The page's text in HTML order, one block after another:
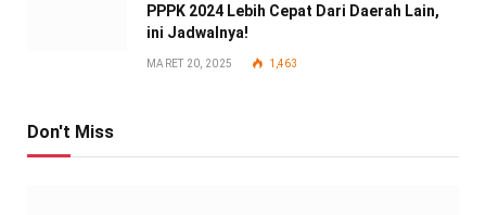
PPPK 2024 Lebih Cepat Dari Daerah Lain,
ini Jadwalnya!
MARET 20, 2025 1,463
Don't Miss